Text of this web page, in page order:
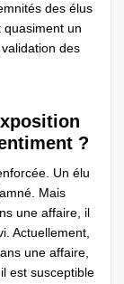
des élus
quasiment un
des
?
Un élu
Mais
une affaire, il
Actuellement,
une affaire,
est susceptible